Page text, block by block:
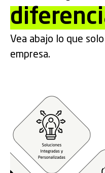
Vea abajo lo que
empresa.